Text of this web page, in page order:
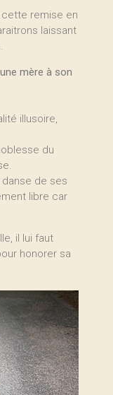
cette remise en
laissant
mère à son
illusoire,
du
de ses
libre car
il lui faut
honorer sa